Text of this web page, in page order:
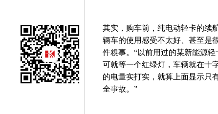
其实，购车前，纯电动轻卡的续
辆车的使用感受不太好、甚至是
件糗事。“以前用过的某新能源
可就等一个红绿灯，车辆就在十
的电量实打实，就算上面显示只
全事故。”